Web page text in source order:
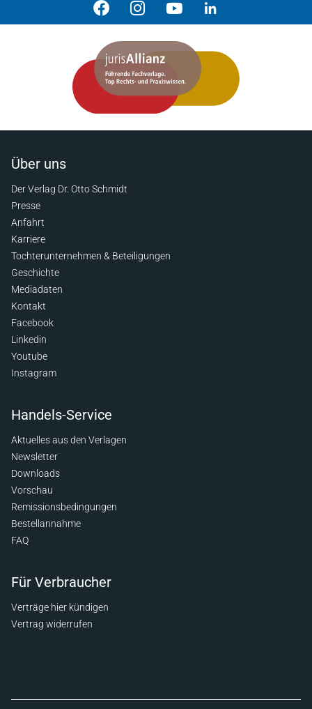
Über uns
Der Verlag Dr. Otto Schmidt
Presse
Anfahrt
Karriere
Tochterunternehmen & Beteiligungen
Geschichte
Mediadaten
Kontakt
Facebook
Linkedin
Youtube
Instagram
Handels-Service
Aktuelles aus den Verlagen
Newsletter
Downloads
Vorschau
Remissionsbedingungen
Bestellannahme
FAQ
Für Verbraucher
Verträge hier kündigen
Vertrag widerrufen